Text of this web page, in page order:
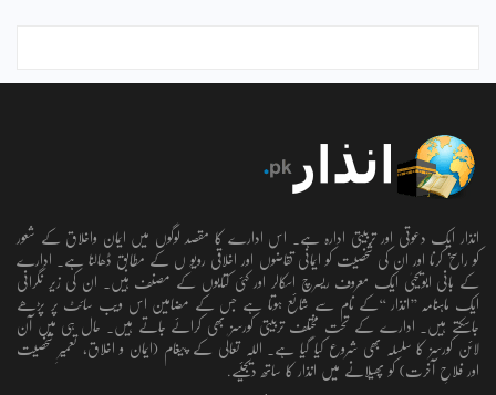
انذار ایک دعوتی اور تربیتی ادارہ ہے۔ اس ادارے کا مقصد لوگوں میں ایمان واخلاق کے شعور
کو راسخ کرنا اور ان کی شخصیت کو ایمانی تقاضوں اور اخلاقی رویو ں کے مطابق ڈھالنا ہے۔ ادارے
کے بانی ابویحییٰ ایک معروف ریسرچ اسکالر اور کئی کتابوں کے مصنف ہیں۔ ان کی زیر نگرانی
ایک ماہنامہ ’’انذار ‘‘کے نام سے شائع ہوتا ہے جس کے مضامین اس ویب سائٹ پر پڑھے
جاسکتے ہیں۔ ادارے کے تحت مختلف تربیتی کورسز بھی کرائے جاتے ہیں۔ حال ہی میں آن
لائن کورسز کا سلسلہ بھی شروع کیا گیا ہے۔ اللہ تعالٰی کے پیغام (ایمان و اخلاق، تعمیرِ شخصیت
اور فلاحِ آخرت) کو پھیلانے میں انذار کا ساتھ دیجئیے.